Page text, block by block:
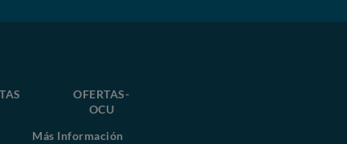
OFERTAS-
OCU
Más Información